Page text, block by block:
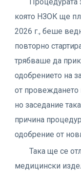
която НЗОК ще
2026 г., беше
повторно
трябваше да
одобрението на
от провеждането
но заседание
причина
одобрение от
Така ще се
медицински